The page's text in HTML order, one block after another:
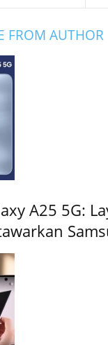
FROM AUTHOR
A25 5G: